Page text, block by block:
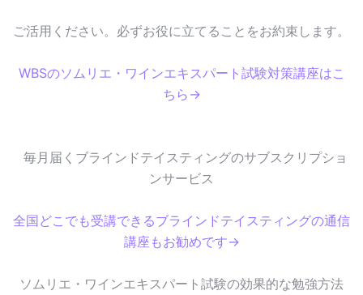
ご活用ください。必ずお役に立てることをお約束します。
WBSのソムリエ・ワインエキスパート試験対策講座はこ
ちら→
毎月届くブラインドテイスティングのサブスクリプショ
ンサービス
全国どこでも受講できるブラインドテイスティングの通信
講座もお勧めです→
ソムリエ・ワインエキスパート試験の効果的な勉強方法